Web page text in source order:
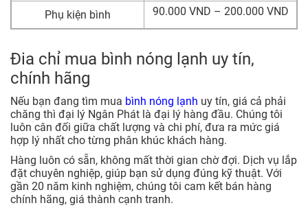
Phụ kiện bình 90.000 VND – 200.000 VND
Đia chỉ mua bình nóng lạnh uy tín,
chính hãng
Nếu bạn đang tìm mua bình nóng lạnh uy tín, giá cả phải
chăng thì đại lý Ngân Phát là đại lý hàng đầu. Chúng tôi
luôn cân đối giữa chất lượng và chi phí, đưa ra mức giá
hợp lý nhất cho từng phân khúc khách hàng.
Hàng luôn có sẵn, không mất thời gian chờ đợi. Dịch vụ lắp
đặt chuyên nghiệp, giúp bạn sử dụng đúng kỹ thuật. Với
gần 20 năm kinh nghiệm, chúng tôi cam kết bán hàng
chính hãng, giá thành cạnh tranh.